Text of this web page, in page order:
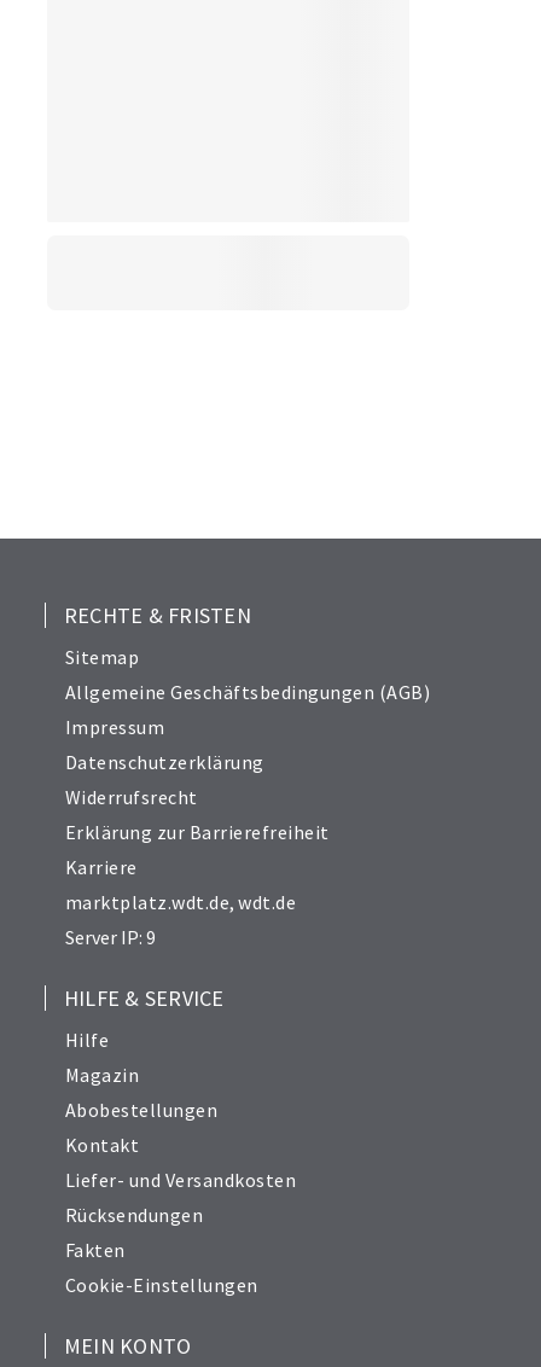
RECHTE & FRISTEN
Sitemap
Allgemeine Geschäftsbedingungen (AGB)
Impressum
Datenschutzerklärung
Widerrufsrecht
Erklärung zur Barrierefreiheit
Karriere
marktplatz.wdt.de,wdt.de
Server IP: 9
HILFE & SERVICE
Hilfe
Magazin
Abobestellungen
Kontakt
Liefer- und Versandkosten
Rücksendungen
Fakten
Cookie-Einstellungen
MEIN KONTO